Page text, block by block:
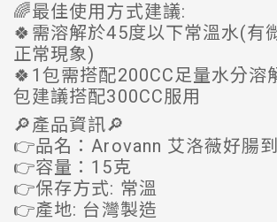
🌈最佳使用方式建議:
🍀需溶解於45度以下常溫水(有
正常現象)
🍀1包需搭配200CC足量水分溶
包建議搭配300CC服用
🔎產品資訊🔎
👉品名：Arovann 艾洛薇好腸
👉容量：15克
👉保存方式: 常溫
👉產地: 台灣製造